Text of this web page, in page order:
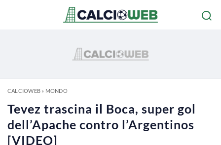
CALCIOWEB» MONDO
Tevez trascina il Boca, super gol
dell’Apache contro l’Argentinos
[VIDEO]